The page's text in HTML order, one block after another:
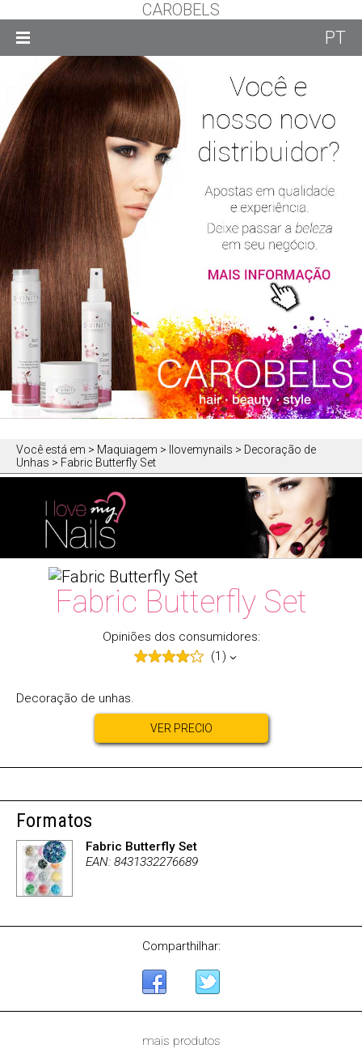
CAROBELS
PT
Você está em > Maquiagem > Ilovemynails > Decoração de
Unhas > Fabric Butterfly Set
Fabric Butterfly Set
Opiniões dos consumidores:
(1)
Decoração de unhas.
VER PRECIO
Formatos
Fabric Butterfly Set
EAN: 8431332276689
Comparthilhar:
mais produtos